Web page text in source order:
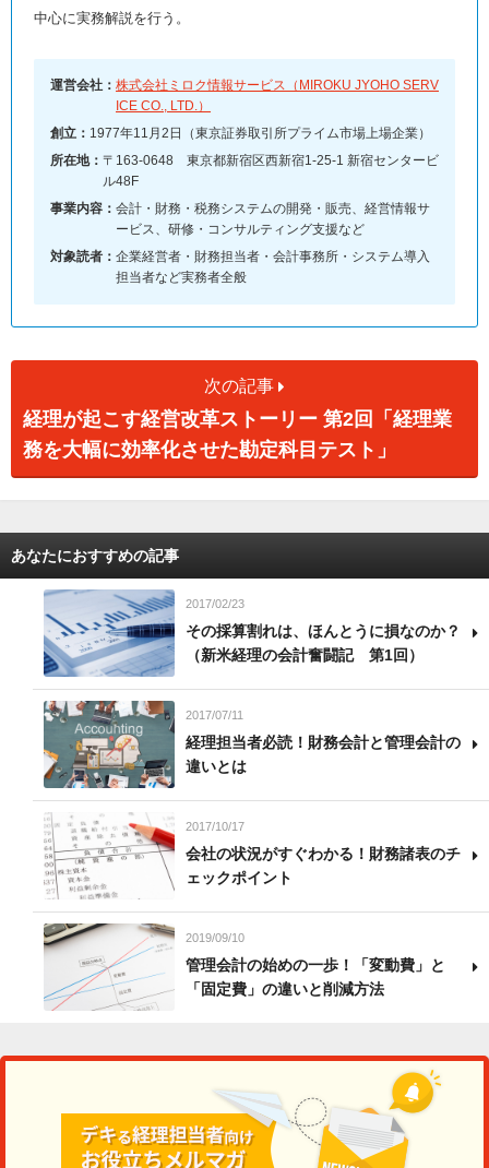
中心に実務解説を行う。
運営会社： 株式会社ミロク情報サービス（MIROKU JYOHO SERV
ICE CO., LTD.）
創立： 1977年11月2日（東京証券取引所プライム市場上場企業）
所在地： 〒163-0648 東京都新宿区西新宿1-25-1 新宿センタービ
ル48F
事業内容： 会計・財務・税務システムの開発・販売、経営情報サ
ービス、研修・コンサルティング支援など
対象読者： 企業経営者・財務担当者・会計事務所・システム導入
担当者など実務者全般
次の記事
経理が起こす経営改革ストーリー 第2回「経理業
務を大幅に効率化させた勘定科目テスト」
あなたにおすすめの記事
2017/02/23
その採算割れは、ほんとうに損なのか？
（新米経理の会計奮闘記 第1回）
2017/07/11
経理担当者必読！財務会計と管理会計の
違いとは
2017/10/17
会社の状況がすぐわかる！財務諸表のチ
ェックポイント
2019/09/10
管理会計の始めの一歩！「変動費」と
「固定費」の違いと削減方法